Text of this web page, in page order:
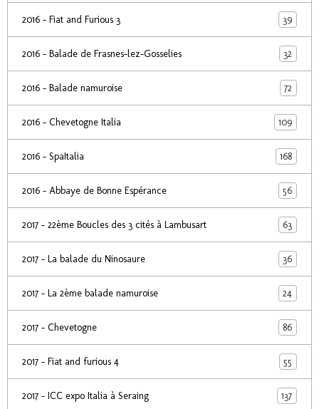
2016 - Fiat and Furious 3 39
2016 - Balade de Frasnes-lez-Gosselies 32
2016 - Balade namuroise 72
2016 - Chevetogne Italia 109
2016 - SpaItalia 168
2016 - Abbaye de Bonne Espérance 56
2017 - 22ème Boucles des 3 cités à Lambusart 63
2017 - La balade du Ninosaure 36
2017 - La 2ème balade namuroise 24
2017 - Chevetogne 86
2017 - Fiat and furious 4 55
2017 - ICC expo Italia à Seraing 137